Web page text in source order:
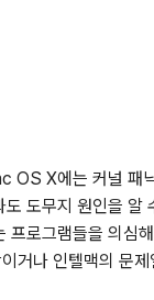
OS X에는 커널 패
도무지 원인을
프로그램들을 의심
거나 인텔맥의 문